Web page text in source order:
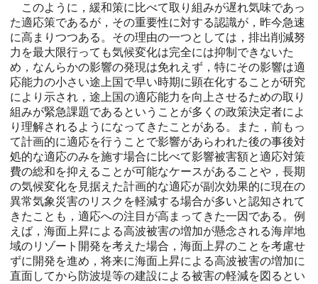
このように，緩和策に比べて取り組みが遅れ気味であっ
た適応策であるが，その重要性に対する認識が，昨今急速
に高まりつつある。その理由の一つとしては，排出削減努
力を最大限行っても気候変化は完全には抑制できないた
め，なんらかの影響の発現は免れえず，特にその影響は適
応能力の小さい途上国で早い時期に顕在化することが研究
により示され，途上国の適応能力を向上させるための取り
組みが緊急課題であるということが多くの政策決定者によ
り理解されるようになってきたことがある。また，前もっ
て計画的に適応を行うことで影響があらわれた後の事後対
処的な適応のみを施す場合に比べて影響被害額と適応対策
費の総和を抑えることが可能なケースがあることや，長期
の気候変化を見据えた計画的な適応が副次効果的に現在の
異常気象災害のリスクを軽減する場合が多いと認知されて
きたことも，適応への注目が高まってきた一因である。例
えば，海面上昇による高波被害の増加が懸念される海岸地
域のリゾート開発を考えた場合，海面上昇のことを考慮せ
ずに開発を進め，将来に海面上昇による高波被害の増加に
直面してから防波堤等の建設による被害の軽減を図るとい